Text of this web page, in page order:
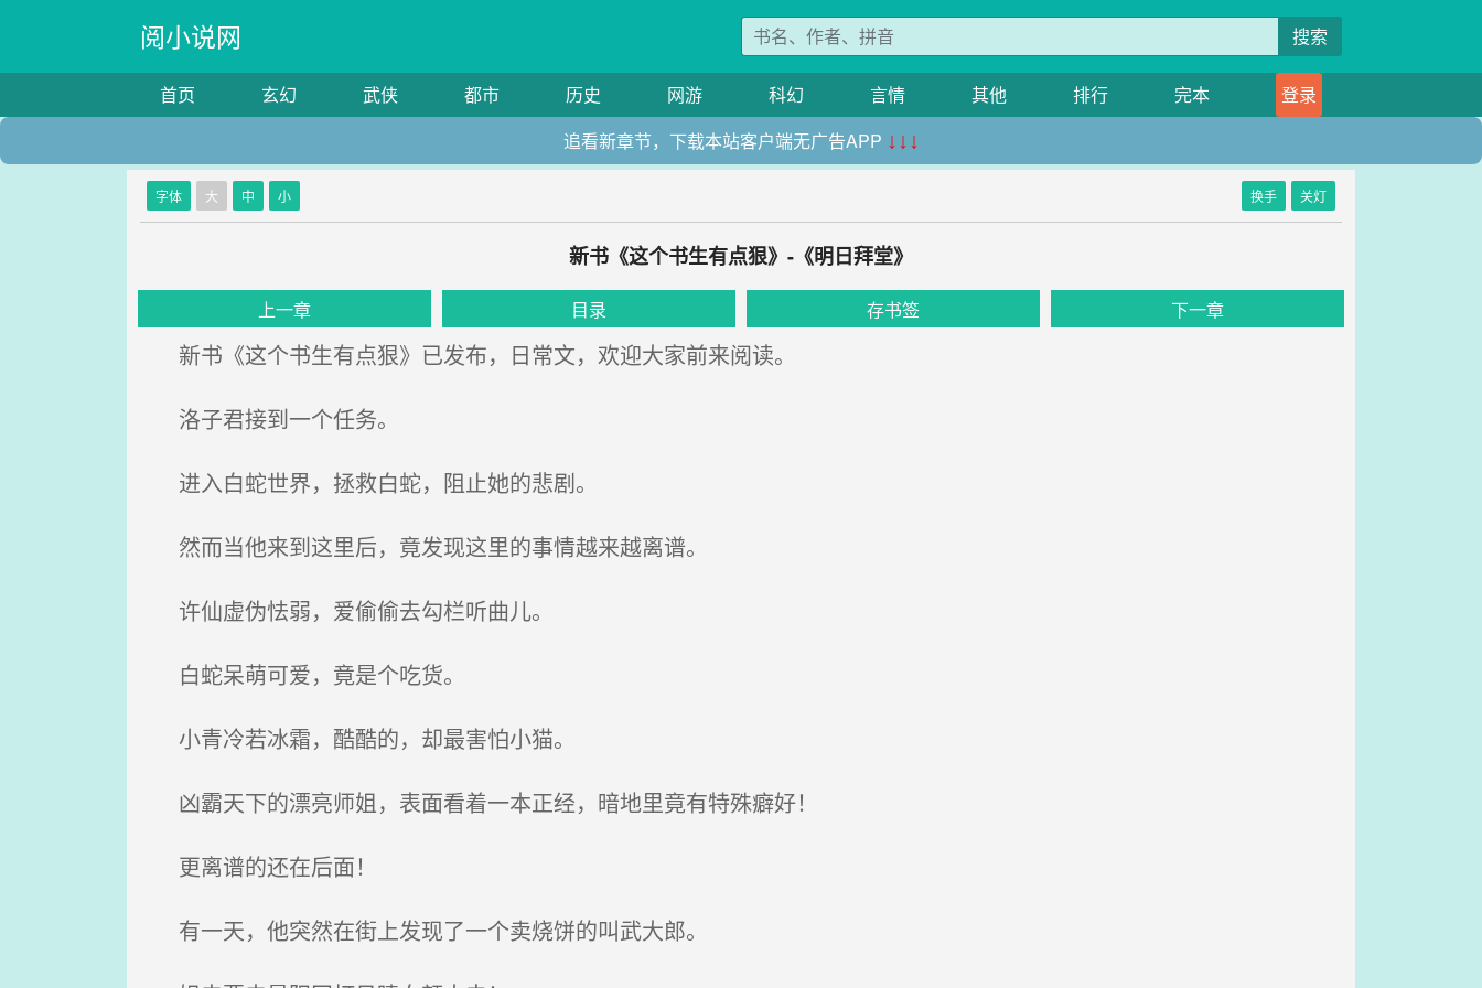
阅小说网 搜索
首页 玄幻 武侠 都市 历史 网游 科幻 言情 其他 排行 完本
登录
追看新章节，下载本站客户端无广告APP ↓↓↓
字体 大 中 小 换手 关灯
新书《这个书生有点狠》-《明日拜堂》
上一章 目录 存书签 下一章
新书《这个书生有点狠》已发布，日常文，欢迎大家前来阅读。
洛子君接到一个任务。
进入白蛇世界，拯救白蛇，阻止她的悲剧。
然而当他来到这里后，竟发现这里的事情越来越离谱。
许仙虚伪怯弱，爱偷偷去勾栏听曲儿。
白蛇呆萌可爱，竟是个吃货。
小青冷若冰霜，酷酷的，却最害怕小猫。
凶霸天下的漂亮师姐，表面看着一本正经，暗地里竟有特殊癖好！
更离谱的还在后面！
有一天，他突然在街上发现了一个卖烧饼的叫武大郎。